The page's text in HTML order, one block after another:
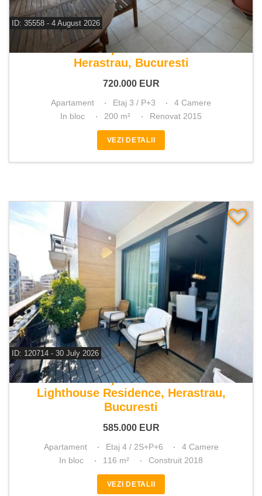
ID: 35558 - 4 August 2026
De vanzare apartament 4 camere
Herastrau, Bucuresti
720.000 EUR
Apartament Etaj 3 / P+3
4 Camere
In bloc
200 m² Renovat 2015
VEZI DETALII
ID: 120714 - 30 July 2026
De vanzare apartament 4 camere
Lighthouse Residence, Herastrau,
Bucuresti
585.000 EUR
Apartament Etaj 4 / 2S+P+6
4 Camere
In bloc
116 m² Construit 2018
VEZI DETALII